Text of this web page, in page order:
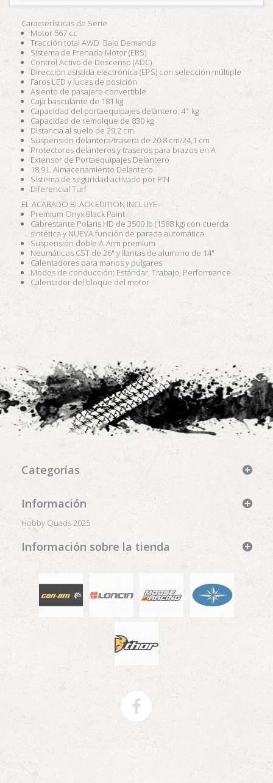
Características de Serie
Motor 567 cc
Tracción total AWD Bajo Demanda
Sistema de Frenado Motor (EBS)
Control Activo de Descenso (ADC)
Dirección asistida electrónica (EPS) con selección múltiple
Faros LED y luces de posición
Asiento de pasajero convertible
Caja basculante de 181 kg
Capacidad del portaequipajes delantero: 41 kg
Capacidad de remolque de 830 kg
Distancia al suelo de 29,2 cm
Suspensión delantera/trasera de 20,8 cm/24,1 cm
Protectores delanteros y traseros para brazos en A
Extensor de Portaequipajes Delantero
18,9 L Almacenamiento Delantero
Sistema de seguridad activado por PIN
Diferencial Turf
EL ACABADO BLACK EDITION INCLUYE:
Premium Onyx Black Paint
Cabrestante Polaris HD de 3500 lb (1588 kg) con cuerda
sintética y NUEVAfunción de parada automática
Suspensión doble A-Arm premium
Neumáticos CST de 26" y llantas de aluminio de 14"
Calentadores para manos y pulgares
Modos de conducción: Estándar, Trabajo, Performance
Calentador del bloque del motor
Categorías
Información
Hobby Quads 2025
Información sobre la tienda